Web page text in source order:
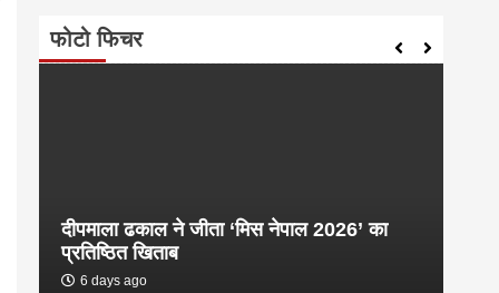
फोटो फिचर
दीपमाला ढकाल ने जीता ‘मिस नेपाल 2026’ का
प्रतिष्ठित खिताब
6 days ago